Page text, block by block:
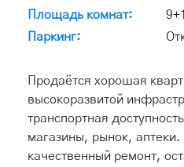
Площадь комнат:
Паркинг:
Продаётся хорошая
высокоразвитой
транспортная
магазины, рынок, аптеки.
качественный ремонт,